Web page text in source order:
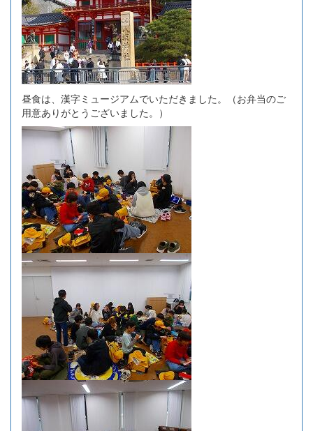
昼食は、漢字ミュージアムでいただきました。（お弁当のご
用意ありがとうございました。）